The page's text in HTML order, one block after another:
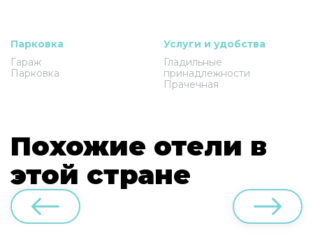
Парковка
Гараж
Парковка
Услуги и удобства
Гладильные
принадлежности
Прачечная
Похожие отели в
этой стране